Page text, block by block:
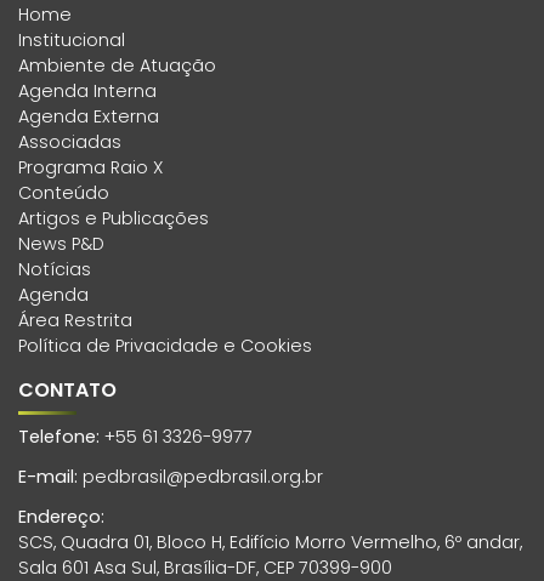
Home
Institucional
Ambiente de Atuação
Agenda Interna
Agenda Externa
Associadas
Programa Raio X
Conteúdo
Artigos e Publicações
News P&D
Notícias
Agenda
Área Restrita
Política de Privacidade e Cookies
CONTATO
Telefone: +55 61 3326-9977
E-mail: pedbrasil@pedbrasil.org.br
Endereço:
SCS, Quadra 01, Bloco H, Edifício Morro Vermelho, 6º andar,
Sala 601 Asa Sul, Brasília-DF, CEP 70399-900